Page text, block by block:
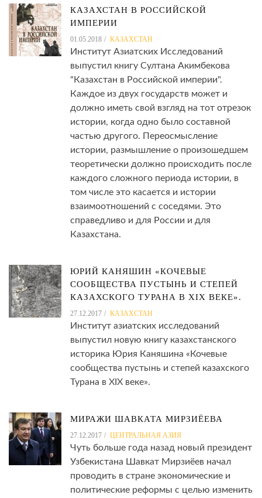
КАЗАХСТАН В РОССИЙСКОЙ
ИМПЕРИИ
01.05.2018 КАЗАХСТАН
Институт Азиатских Исследований
выпустил книгу Султана Акимбекова
"Казахстан в Российской империи".
Каждое из двух государств может и
должно иметь свой взгляд на тот отрезок
истории, когда одно было составной
частью другого. Переосмысление
истории, размышление о произошедшем
теоретически должно происходить после
каждого сложного периода истории, в
том числе это касается и истории
взаимоотношений с соседями. Это
справедливо и для России и для
Казахстана.
ЮРИЙ КАНЯШИН «КОЧЕВЫЕ
СООБЩЕСТВА ПУСТЫНЬ И СТЕПЕЙ
КАЗАХСКОГО ТУРАНА В XIX ВЕКЕ».
27.12.2017 КАЗАХСТАН
Институт азиатских исследований
выпустил новую книгу казахстанского
историка Юрия Каняшина «Кочевые
сообщества пустынь и степей казахского
Турана в XIX веке».
МИРАЖИ ШАВКАТА МИРЗИЁЕВА
27.12.2017 ЦЕНТРАЛЬНАЯ АЗИЯ
Чуть больше года назад новый президент
Узбекистана Шавкат Мирзиёев начал
проводить в стране экономические и
политические реформы с целью изменить